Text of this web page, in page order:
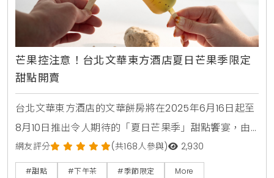
芒果控注意！台北文華東方酒店夏日芒果季限定
甜點開賣
台北文華東方酒店的文華餅房將在2025年6月16日起至
8月10日推出令人期待的「夏日芒果季」甜點饗宴，由
行政西點主廚趙崇曦精心打造多款以愛文芒果為主題的
誘人甜點 。這些精品級美點巧妙融合了芒果細緻飽滿的
網友評分 (共168人參與) 2,930
#甜點 #下午茶 #季節限定 More